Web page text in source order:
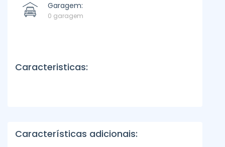
Garagem:
0 garagem
Caracteristicas:
Características adicionais: